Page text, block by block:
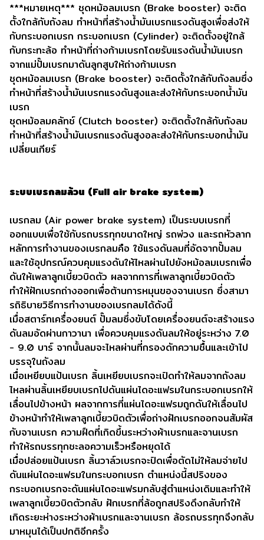
***หมายเหตุ*** ชุดหม้อลมเบรก (Brake booster) จะติด
ตั้งใกล้กับถังลม ทำหน้าที่สร้างน้ำมันเบรกแรงดันสูงเพื่อส่งให้
กับกระบอกเบรก กระบอกเบรก (Cylinder) จะติดตั้งอยู่ใกล้
กับกระทะล้อ ทำหน้าที่ถ่างก้ามเบรกโดยรับแรงดันน้ำมันเบรก
จากแม่ปั๊มเบรกมาดันลูกสูบให้ถ่างก้ามเบรก
ชุดหม้อลมเบรก (Brake booster) จะติดตั้งใกล้กับถังลมซึ่ง
ทำหน้าที่สร้างน้ำมันเบรกแรงดันสูงและส่งให้กับกระบอกน้ำมัน
เบรก
ชุดหม้อลมคลัทช์ (Clutch booster) จะติดตั้งใกล้กับถังลม
ทำหน้าที่สร้างน้ำมันเบรกแรงดันสูงอละส่งให้กับกระบอกน้ำมัน
เปลี่ยนเกียร์
ระบบเบรกลมล้วน (Full air brake system)
เบรกลม (Air power brake system) เป็นระบบเบรกที่
ออกแบบเพื่อใช้กับรถบรรทุกขนาดใหญ่ รถพ่วง และรถหัวลาก
หลักการทำงานของเบรกลมคือ ใช้แรงดันลมที่อัดจากปั๊มลม
และใช้อุปกรณ์ควบคุมแรงดันให้ไหลผ่านไปยังหม้อลมเบรกเพื่อ
ดันให้เพลาลูกเบี้ยวบิดตัว ผลจากการที่เพลาลูกเบี้ยวบิดตัว
ทำให้ฝักเบรกถ่างออกเพื่อต้านการหมุนของจานเบรก ซึ่งสามา
รถิธิบายวิธีการทำงานของเบรกลมได้ดังนี้
เมื่อสตาร์ทเครื่องยนต์ ปั๊มลมซึ่งขับโดยเครื่องยนต์จะสร้างแรง
ดันลมอัดผ่านกาวานา เพื่อควบคุมแรงดันลมให้อยู่ระหว่าง 7.0
- 9.0 บาร์ จากนั้นลมจะไหลผ่านที่กรองดักความชื้นและเข้าไป
บรรจุในถังลม
เมื่อเหยียบแป้นเบรก ลิ้นเหยียบเบรกจะเปิดทำให้ลมจากถังลม
ไหลผ่านลิ้นเหยียบเบรกไปดันแผ่นไดอะแฟรมในกระบอกเบรกให้
เลื่อนไปข้างหน้า ผลจากการที่แผ่นไดอะแฟรมถูกดันให้เลื่อนไป
ข้างหน้าทำให้เพลาลูกเบี้ยวบิดตัวเพื่อถ่างฝักเบรกออกจนสัมผัส
กับจานเบรก ความฝืดที่เกิดขึ้นระหว่างผ้าเบรกและจานเบรก
ทำให้รถบรรทุกชะลอความเร็วหรือหยุดได้
เมื่อปล่อยแป้นเบรก ลิ้นวาล์วเบรกจะปิดเพื่อตัดไม่ให้ลมจ่ายไป
ดันแผ่นไดอะแฟรมในกระบอกเบรก ตำแหน่งนี้สปริงของ
กระบอกเบรกจะดันแผ่นไดอะแฟรมกลับสู่ตำแหน่งเดิมและทำให้
เพลาลูกเบี้ยวบิดตัวกลับ ฝักเบรกที่ล้อถูกสปริงดึงกลับทำให้
เกิดระยะห่างระหว่างผ้าเบรกและจานเบรก ล้อรถบรรทุกจึงกลับ
มาหมุนได้เป็นปกติอีกครั้ง